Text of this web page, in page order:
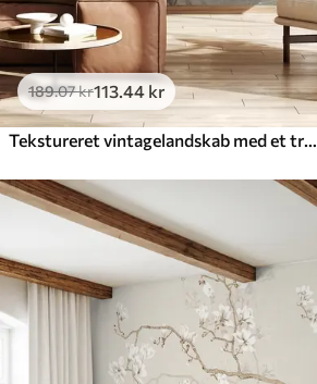
189.07kr113.44 kr
Tekstureret vintagelandskab med et træ nær en flod og en overskyet himmel, naturkunst i sepiatoner